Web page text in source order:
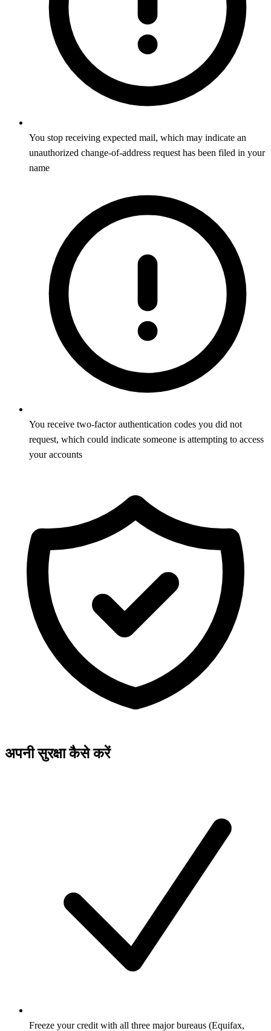
You stop receiving expected mail, which may indicate an
unauthorized change-of-address request has been filed in your
name
You receive two-factor authentication codes you did not
request, which could indicate someone is attempting to access
your accounts
अपनी सुरक्षा कैसे करें
Freeze your credit with all three major bureaus (Equifax,